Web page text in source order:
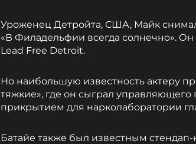
Уроженец Детройта, США, Майк
«В Филадельфии всегда солнечно». Он
Lead Free Detroit.
Но наибольшую известность актеру
тяжкие», где он сыграл управляющего
прикрытием для нарколаборатории
Батайе также был известным